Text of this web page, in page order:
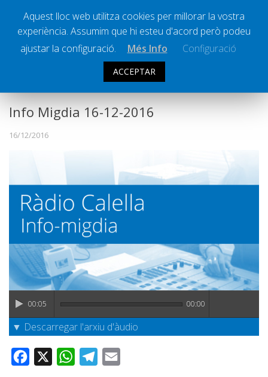
Societat
Successos
La Banqueta
Transmissions Esportives
Pòdcasts
Vídeos
Graella
Publicitat
Ràdio Calella Televisió
Info Migdia 16-12-2016
16/12/2016
00:05 00:00
▼ Descarregar l'arxiu d'àudio
Facebook WhatsAppTelegram
Aquest lloc web utilitza cookies per millorar la vostra
experiència. Assumim que hi esteu d'acord però podeu
ajustar la configuració.
Més Info Configuració
ACCEPTAR